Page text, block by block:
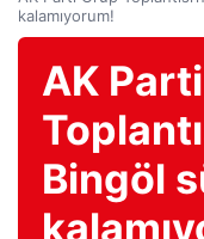
kalamıyorum!
AK
Bingöl